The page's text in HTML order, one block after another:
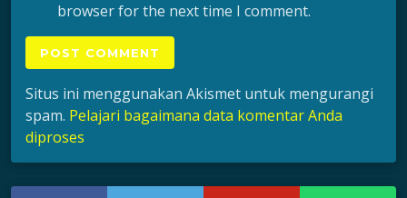
browser for the next time I comment.
Situs ini menggunakan Akismet untuk mengurangi
spam. Pelajari bagaimana data komentar Anda
diproses